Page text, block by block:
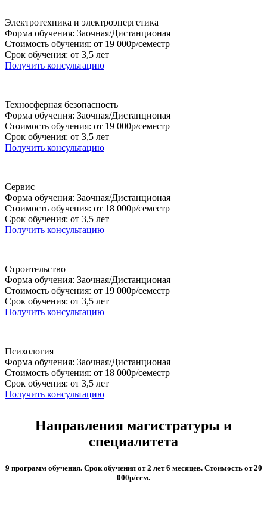
Электротехника и электроэнергетика
Форма обучения: Заочная/Дистанционая
Стоимость обучения: от 19 000р/семестр
Срок обучения: от 3,5 лет
Получить консультацию
Техносферная безопасность
Форма обучения: Заочная/Дистанционая
Стоимость обучения: от 19 000р/семестр
Срок обучения: от 3,5 лет
Получить консультацию
Сервис
Форма обучения: Заочная/Дистанционая
Стоимость обучения: от 18 000р/семестр
Срок обучения: от 3,5 лет
Получить консультацию
Строительство
Форма обучения: Заочная/Дистанционая
Стоимость обучения: от 19 000р/семестр
Срок обучения: от 3,5 лет
Получить консультацию
Психология
Форма обучения: Заочная/Дистанционая
Стоимость обучения: от 18 000р/семестр
Срок обучения: от 3,5 лет
Получить консультацию
Направления магистратуры и
специалитета
9 программ обучения. Срок обучения от 2 лет 6 месяцев. Стоимость от 20
000р/сем.